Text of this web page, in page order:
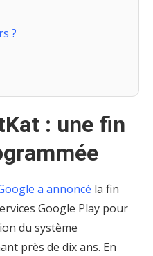
?
: une fin
a annoncé la fin
Google Play pour
du système
près de dix ans. En